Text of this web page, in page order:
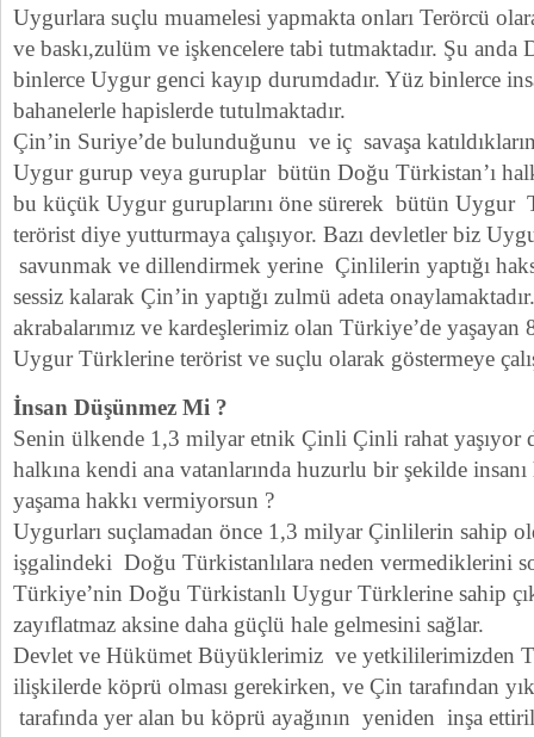
Uygurlara suçlu muamelesi yapmakta onları Terörcü
ve baskı,zulüm ve işkencelere tabi tutmaktadır. Şu anda
binlerce Uygur genci kayıp durumdadır. Yüz binlerce
bahanelerle hapislerde tutulmaktadır.
Çin’in Suriye’de bulunduğunu ve iç savaşa
Uygur gurup veya guruplar bütün Doğu Türkistan’ı
bu küçük Uygur guruplarını öne sürerek bütün
terörist diye yutturmaya çalışıyor. Bazı devletler biz
savunmak ve dillendirmek yerine Çinlilerin yaptığı
sessiz kalarak Çin’in yaptığı zulmü adeta
akrabalarımız ve kardeşlerimiz olan Türkiye’de
Uygur Türklerine terörist ve suçlu olarak göstermeye
İnsan Düşünmez Mi ?
Senin ülkende 1,3 milyar etnik Çinli Çinli rahat
halkına kendi ana vatanlarında huzurlu bir şekilde
yaşama hakkı vermiyorsun ?
Uygurları suçlamadan önce 1,3 milyar Çinlilerin sahip
işgalindeki Doğu Türkistanlılara neden vermediklerini
Türkiye’nin Doğu Türkistanlı Uygur Türklerine sahip
zayıflatmaz aksine daha güçlü hale gelmesini sağlar.
Devlet ve Hükümet Büyüklerimiz ve yetkililerimizden
ilişkilerde köprü olması gerekirken, ve Çin tarafından
tarafında yer alan bu köprü ayağının yeniden inşa